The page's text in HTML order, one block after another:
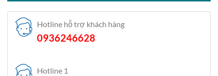
Hotline hỗ trợ khách hàng
0936246628
Hotline 1